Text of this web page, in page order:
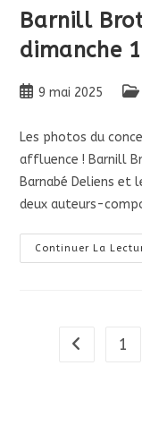
Barnill
dimanche
Publication
9 mai 2025
Les photos du
affluence ! Barnill
Barnabé Deliens et
deux auteurs-
Continuer La
Go to the
1